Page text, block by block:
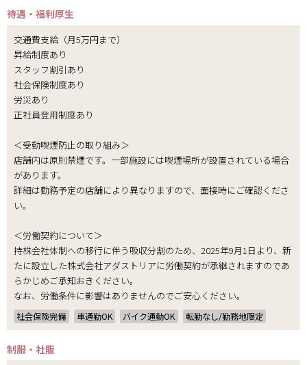
待遇・福利厚生
交通費支給（月5万円まで）
昇給制度あり
スタッフ割引あり
社会保険制度あり
労災あり
正社員登用制度あり
＜受動喫煙防止の取り組み＞
店舗内は原則禁煙です。一部施設には喫煙場所が設置されている場合
があります。
詳細は勤務予定の店舗により異なりますので、面接時にご確認くださ
い。
＜労働契約について＞
持株会社体制への移行に伴う吸収分割のため、2025年9月1日より、新
たに設立した株式会社アダストリアに労働契約が承継されますのであ
らかじめご承知おきください。
なお、労働条件に影響はありませんのでご安心ください。
社会保険完備 車通勤OK バイク通勤OK 転勤なし/勤務地限定
制服・社販